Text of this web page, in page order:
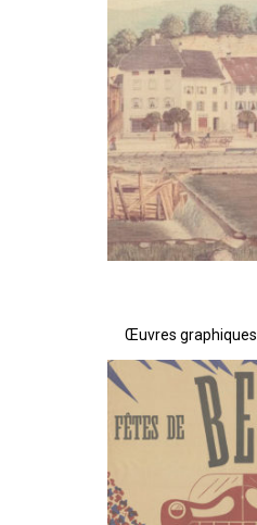
Œuvres graphiques